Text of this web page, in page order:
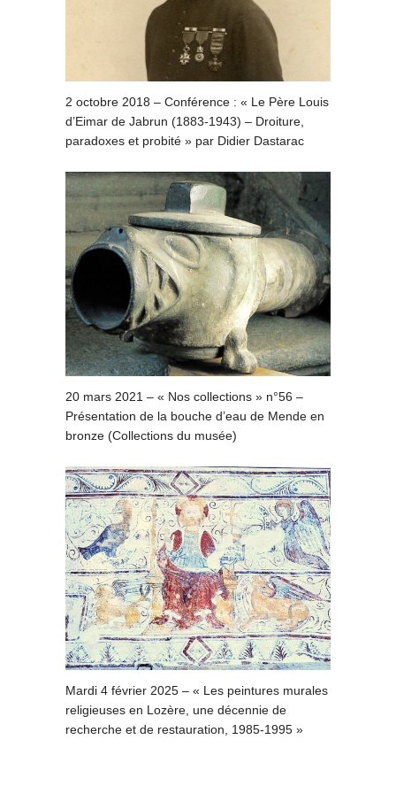
2 octobre 2018 – Conférence : « Le Père Louis
d’Eimar de Jabrun (1883-1943) – Droiture,
paradoxes et probité » par Didier Dastarac
20 mars 2021 – « Nos collections » n°56 –
Présentation de la bouche d’eau de Mende en
bronze (Collections du musée)
Mardi 4 février 2025 – « Les peintures murales
religieuses en Lozère, une décennie de
recherche et de restauration, 1985-1995 »